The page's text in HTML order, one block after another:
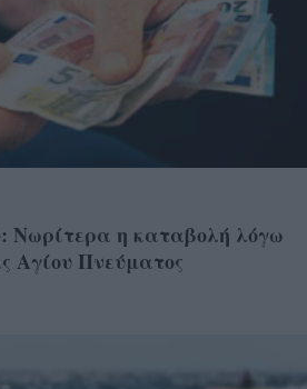
Νωρίτερα η καταβολή λόγω
Αγίου Πνεύματος